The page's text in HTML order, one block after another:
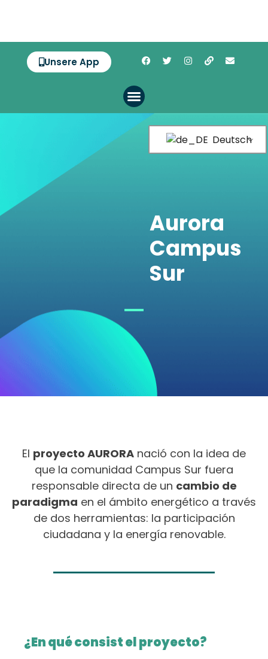
Unsere App
Deutsch
Aurora
Campus
Sur
El proyecto AURORA nació con la idea de
que la comunidad Campus Sur fuera
responsable directa de un cambio de
paradigma en el ámbito energético a través
de dos herramientas: la participación
ciudadana y la energía renovable.
¿En qué consist el proyecto?